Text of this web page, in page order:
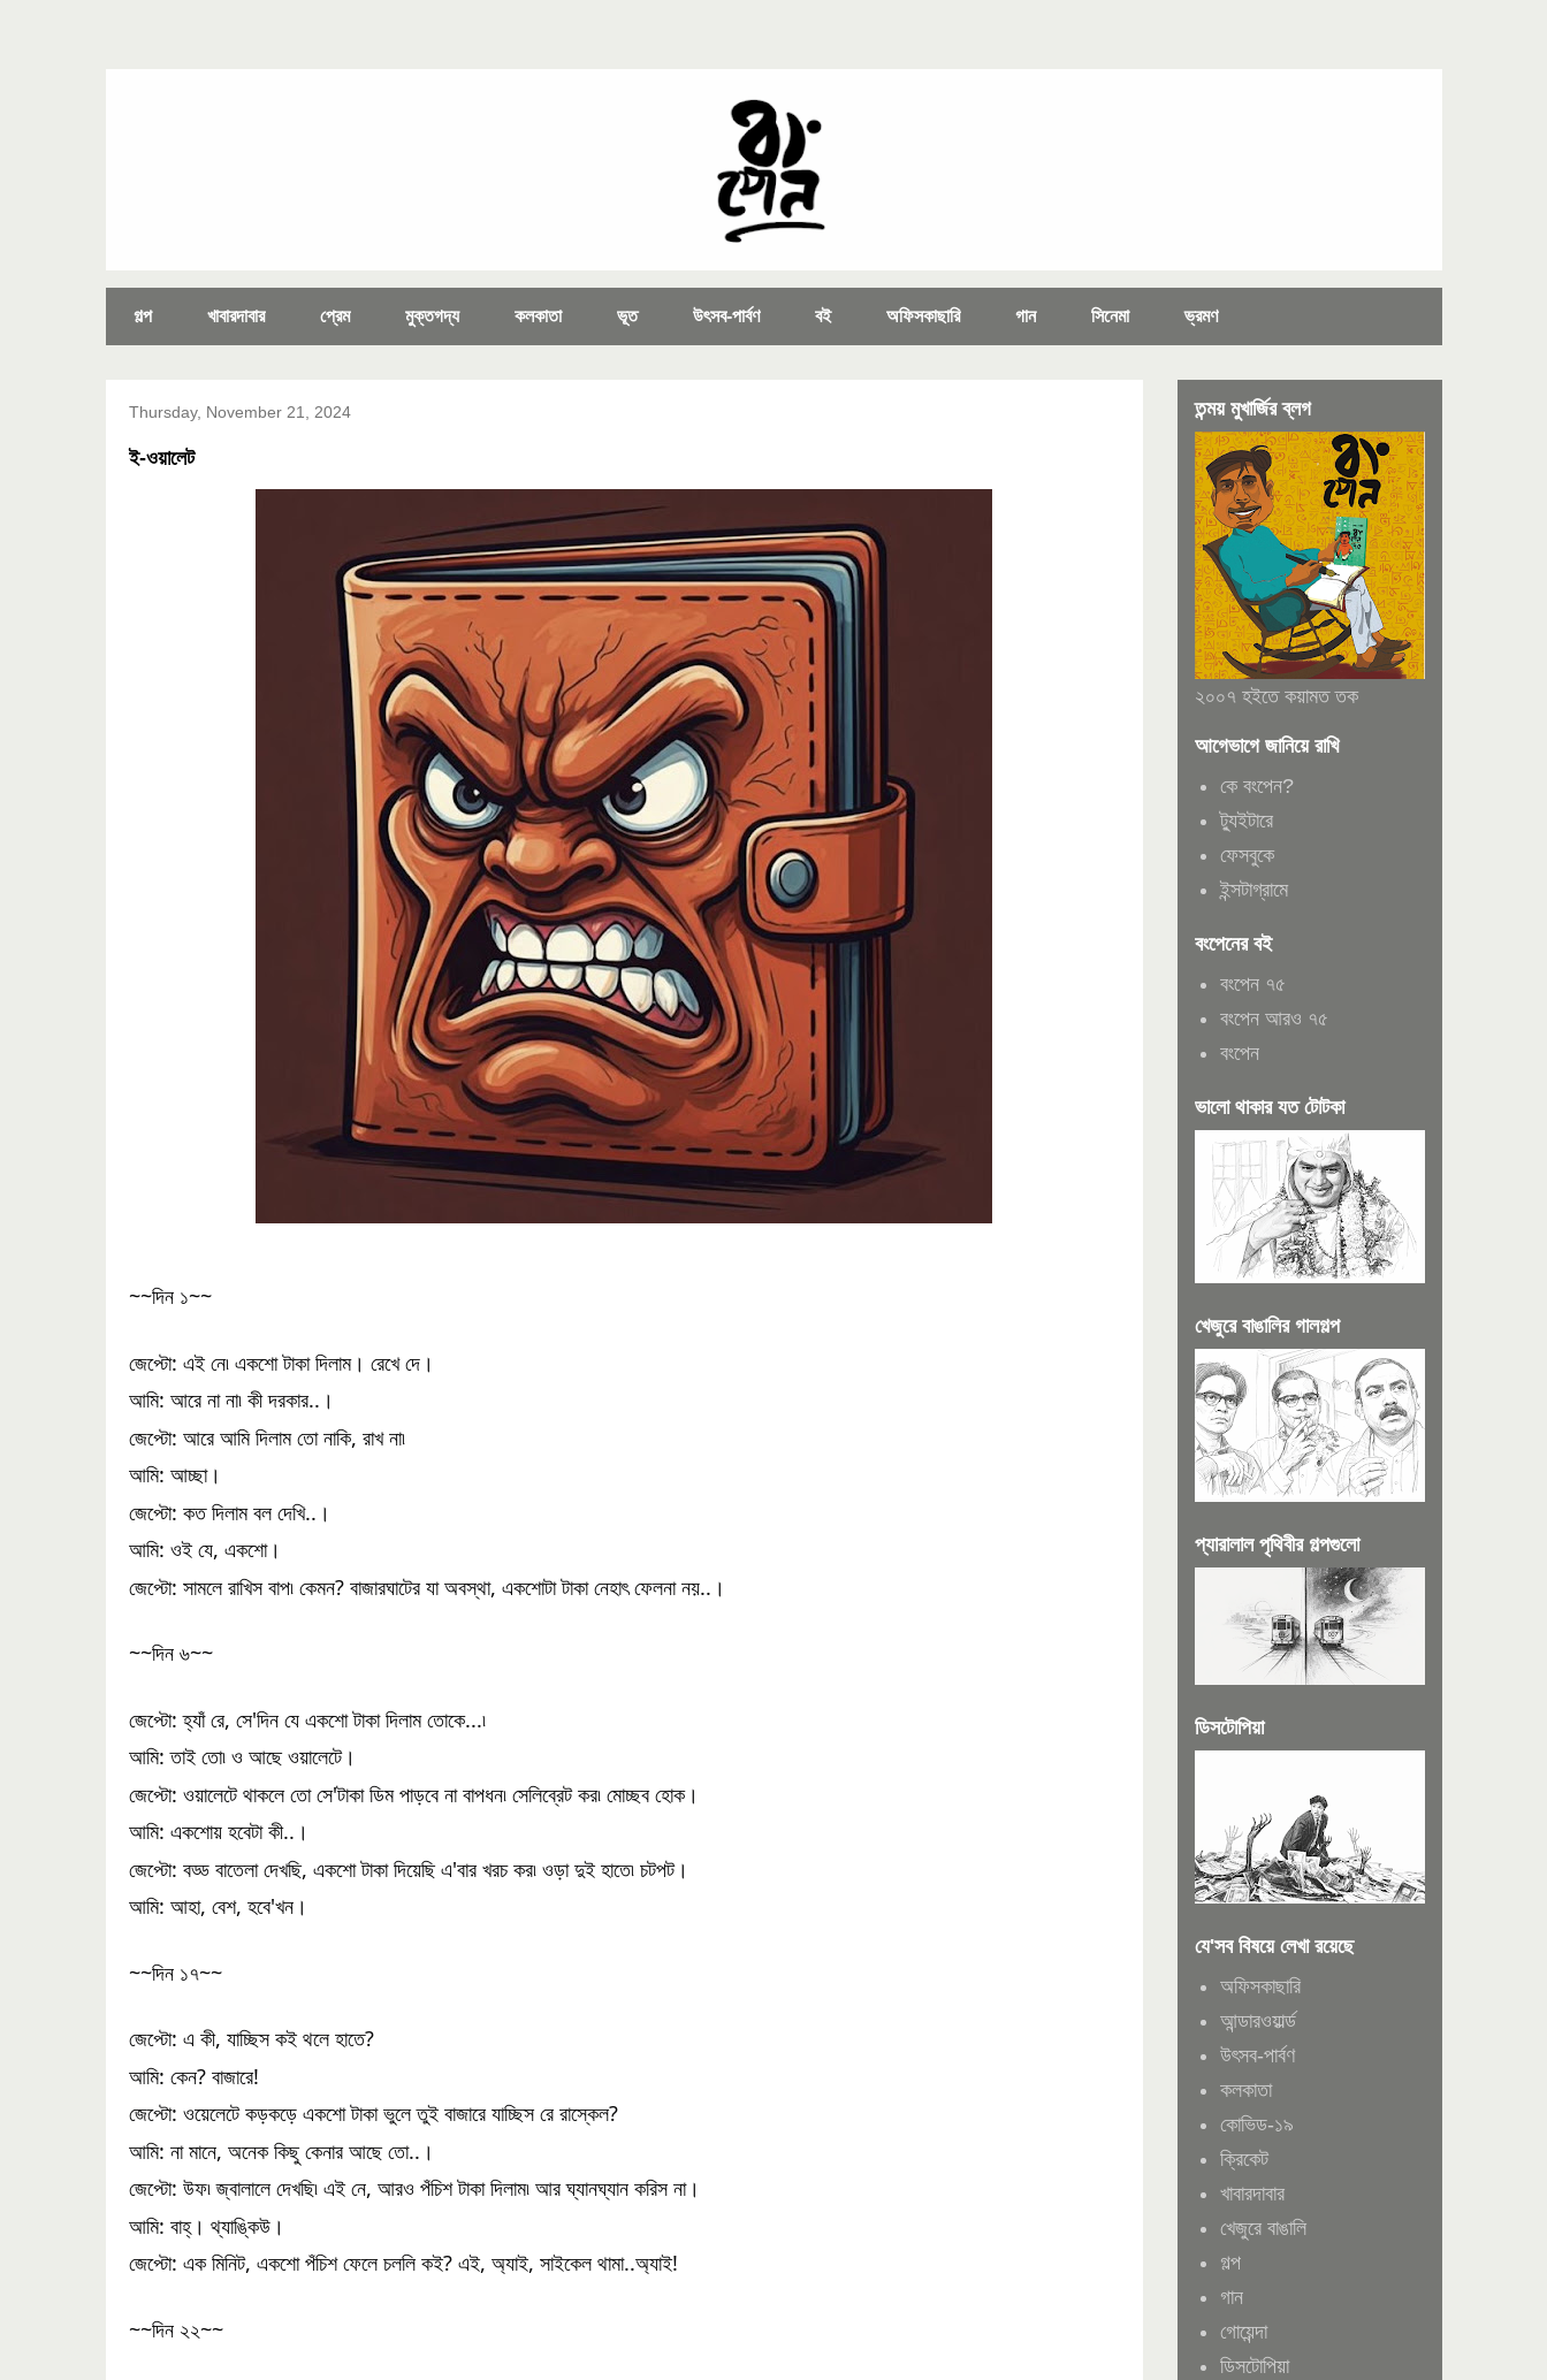
গল্প খাবারদাবার প্রেম মুক্তগদ্য কলকাতা ভূত উৎসব-পার্বণ বই অফিসকাছারি গান সিনেমা ভ্রমণ
Thursday, November 21, 2024
ই-ওয়ালেট
~~দিন ১~~
জেপ্টো: এই নে৷ একশো টাকা দিলাম। রেখে দে।
আমি: আরে না না৷ কী দরকার..।
জেপ্টো: আরে আমি দিলাম তো নাকি, রাখ না৷
আমি: আচ্ছা।
জেপ্টো: কত দিলাম বল দেখি..।
আমি: ওই যে, একশো।
জেপ্টো: সামলে রাখিস বাপ৷ কেমন? বাজারঘাটের যা অবস্থা, একশোটা টাকা নেহাৎ ফেলনা নয়..।
~~দিন ৬~~
জেপ্টো: হ্যাঁ রে, সে'দিন যে একশো টাকা দিলাম তোকে...৷
আমি: তাই তো৷ ও আছে ওয়ালেটে।
জেপ্টো: ওয়ালেটে থাকলে তো সে'টাকা ডিম পাড়বে না বাপধন৷ সেলিব্রেট কর৷ মোচ্ছব হোক।
আমি: একশোয় হবেটা কী..।
জেপ্টো: বড্ড বাতেলা দেখছি, একশো টাকা দিয়েছি এ'বার খরচ কর৷ ওড়া দুই হাতে৷ চটপট।
আমি: আহা, বেশ, হবে'খন।
~~দিন ১৭~~
জেপ্টো: এ কী, যাচ্ছিস কই থলে হাতে?
আমি: কেন? বাজারে!
জেপ্টো: ওয়েলেটে কড়কড়ে একশো টাকা ভুলে তুই বাজারে যাচ্ছিস রে রাস্কেল?
আমি: না মানে, অনেক কিছু কেনার আছে তো..।
জেপ্টো: উফ৷ জ্বালালে দেখছি৷ এই নে, আরও পঁচিশ টাকা দিলাম৷ আর ঘ্যানঘ্যান করিস না।
আমি: বাহ্‌। থ্যাঙ্কিউ।
জেপ্টো: এক মিনিট, একশো পঁচিশ ফেলে চললি কই? এই, অ্যাই, সাইকেল থামা..অ্যাই!
~~দিন ২২~~
তন্ময় মুখার্জির ব্লগ
২০০৭ হইতে কয়ামত তক
আগেভাগে জানিয়ে রাখি
কে বংপেন?
ট্যুইটারে
ফেসবুকে
ইন্সটাগ্রামে
বংপেনের বই
বংপেন ৭৫
বংপেন আরও ৭৫
বংপেন
ভালো থাকার যত টোটকা
খেজুরে বাঙালির গালগল্প
প্যারালাল পৃথিবীর গল্পগুলো
ডিসটোপিয়া
যে'সব বিষয়ে লেখা রয়েছে
অফিসকাছারি
আন্ডারওয়ার্ল্ড
উৎসব-পার্বণ
কলকাতা
কোভিড-১৯
ক্রিকেট
খাবারদাবার
খেজুরে বাঙালি
গল্প
গান
গোয়েন্দা
ডিসটোপিয়া